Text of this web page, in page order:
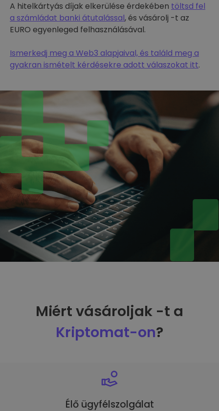
A hitelkártyás díjak elkerülése érdekében töltsd fel
a számládat banki átutalással, és vásárolj -t az
EURO egyenleged felhasználásával.
Ismerkedj meg a Web3 alapjaival, és találd meg a
gyakran ismételt kérdésekre adott válaszokat itt.
Miért vásároljak -t a
Kriptomat-on?
Élő ügyfélszolgálat